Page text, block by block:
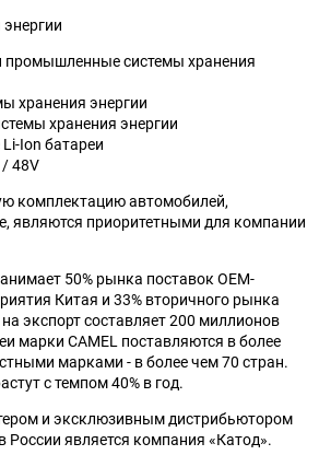
промышленные системы хранения
хранения энергии
хранения энергии
Ion батареи
48V
комплектацию автомобилей,
являются приоритетными для компании
50% рынка поставок OEM-
Китая и 33% вторичного рынка
экспорт составляет 200 миллионов
марки CAMEL поставляются в более
марками - в более чем 70 стран.
с темпом 40% в год.
и эксклюзивным дистрибьютором
России является компания «Катод».